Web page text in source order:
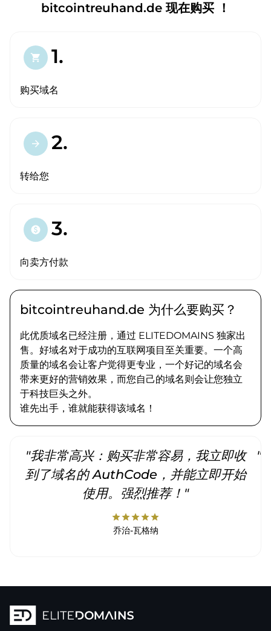
bitcointreuhand.de 现在购买 ！
shopping_cart 1.
购买域名
arrow_forward 2.
转给您
paid 3.
向卖方付款
bitcointreuhand.de 为什么要购买？
此优质域名已经注册，通过 ELITEDOMAINS 独家出
售。好域名对于成功的互联网项目至关重要。一个高
质量的域名会让客户觉得更专业，一个好记的域名会
带来更好的营销效果，而您自己的域名则会让您独立
于科技巨头之外。
谁先出手，谁就能获得该域名！
"我非常高兴：购买非常容易，我立即收
到了域名的 AuthCode，并能立即开始
使用。强烈推荐！"
starstarstarstarstar
乔治-瓦格纳
"